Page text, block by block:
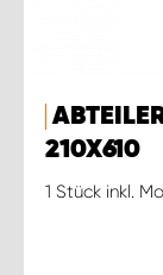
210X610
1 Stück inkl.